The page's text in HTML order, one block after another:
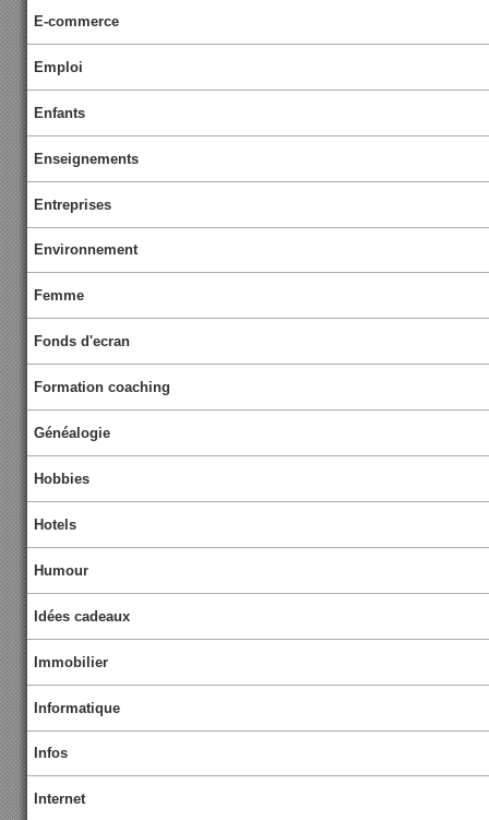
E-commerce
Emploi
Enfants
Enseignements
Entreprises
Environnement
Femme
Fonds d'ecran
Formation coaching
Généalogie
Hobbies
Hotels
Humour
Idées cadeaux
Immobilier
Informatique
Infos
Internet